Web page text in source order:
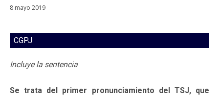
8 mayo 2019
CGPJ
Incluye la sentencia
Se trata del primer pronunciamiento del TSJ, que